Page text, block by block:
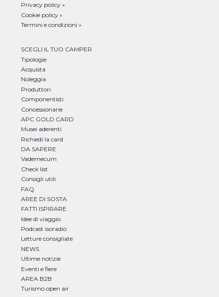
Privacy policy »
Cookie policy »
Termini e condizioni »
SCEGLI IL TUO CAMPER
Tipologie
Acquista
Noleggia
Produttori
Componentisti
Concessionarie
APC GOLD CARD
Musei aderenti
Richiedi la card
DA SAPERE
Vademecum
Check list
Consigli utili
FAQ
AREE DI SOSTA
FATTI ISPIRARE
Idee di viaggio
Podcast isoradio
Letture consigliate
NEWS
Ultime notizie
Eventi e fiere
AREA B2B
Turismo open air